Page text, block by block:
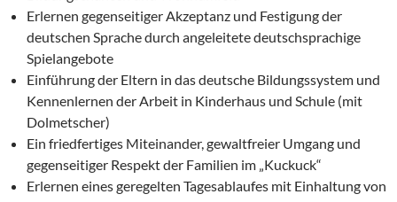
Erlernen gegenseitiger Akzeptanz und Festigung der
deutschen Sprache durch angeleitete deutschsprachige
Spielangebote
Einführung der Eltern in das deutsche Bildungssystem und
Kennenlernen der Arbeit in Kinderhaus und Schule (mit
Dolmetscher)
Ein friedfertiges Miteinander, gewaltfreier Umgang und
gegenseitiger Respekt der Familien im „Kuckuck“
Erlernen eines geregelten Tagesablaufes mit Einhaltung von